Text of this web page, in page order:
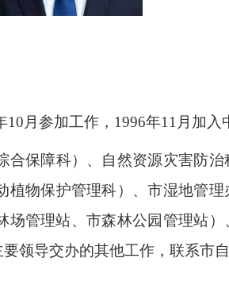
月参加工作，1996年11月加入
保障科）、 自然资源灾害防治
植物保护管理科）、市湿地管理
管理站、市森林公园管理站
领导交办的其他工作，联系市自